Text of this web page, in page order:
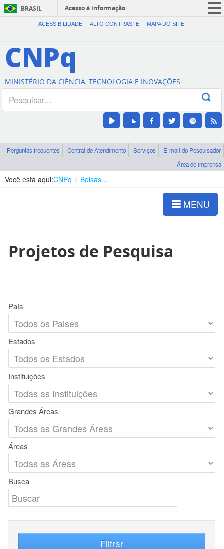
BRASIL
Acesso à informação
CORONAVÍRUS (COVID-19)
Canais
ACESSIBILIDADE ALTO CONTRASTE MAPA DO SITE
CNPq
MINISTÉRIO DA CIÊNCIA, TECNOLOGIA E INOVAÇÕES
Perguntas frequentes Central de Atendimento Serviços
E-mail do Pesquisador
Área de imprensa
Você está aqui:CNPq Bolsas e Auxílios Vigentes
MENU
Projetos de Pesquisa
País
Estados
Instituições
Grandes Áreas
Áreas
Busca
Filtrar